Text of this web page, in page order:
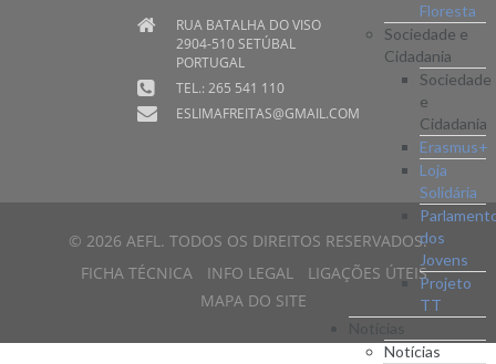
Floresta
Sociedade e
Cidadania
Sociedade
e
Cidadania
Erasmus+
Loja
Solidária
dos
Jovens
Projeto
TT
Notícias
RUA BATALHA DO VISO
2904-510 SETÚBAL
PORTUGAL
TEL.: 265 541 110
ESLIMAFREITAS@GMAIL.COM
© 2026 AEFL. TODOS OS DIREITOS RESERVADOS.
FICHA TÉCNICA
INFO LEGAL
LIGAÇÕES ÚTEIS
MAPA DO SITE